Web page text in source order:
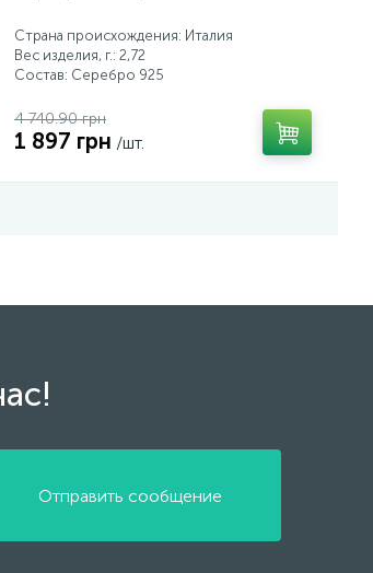
Страна происхождения: Италия
Вес изделия, г.: 2,72
Состав: Серебро 925
4 740.90 грн
1 897 грн /шт.
Отправить сообщение